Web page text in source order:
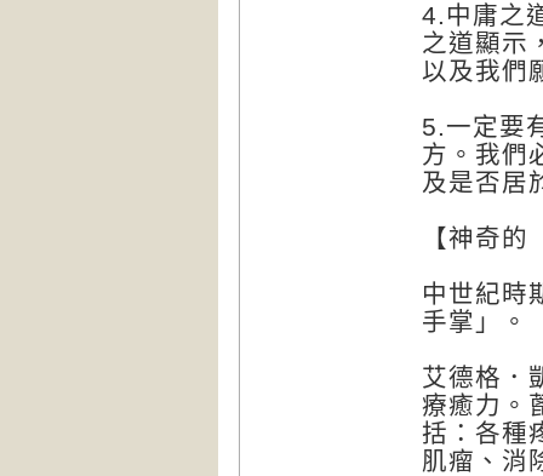
4.中庸之
之道顯示
以及我們
5.一定要
方。我們
及是否居
【神奇
中世紀時
手掌」。
艾德格．
療癒力。
括：各種
肌瘤、消